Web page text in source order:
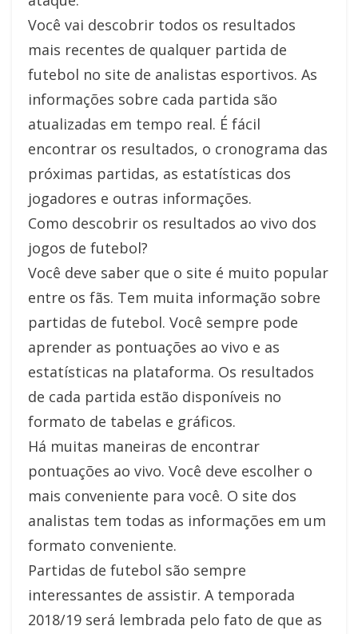
Você vai descobrir todos os resultados
mais recentes de qualquer partida de
futebol no site de analistas esportivos. As
informações sobre cada partida são
atualizadas em tempo real. É fácil
encontrar os resultados, o cronograma das
próximas partidas, as estatísticas dos
jogadores e outras informações.
Como descobrir os resultados ao vivo dos
jogos de futebol?
Você deve saber que o site é muito popular
entre os fãs. Tem muita informação sobre
partidas de futebol. Você sempre pode
aprender as pontuações ao vivo e as
estatísticas na plataforma. Os resultados
de cada partida estão disponíveis no
formato de tabelas e gráficos.
Há muitas maneiras de encontrar
pontuações ao vivo. Você deve escolher o
mais conveniente para você. O site dos
analistas tem todas as informações em um
formato conveniente.
Partidas de futebol são sempre
interessantes de assistir. A temporada
2018/19 será lembrada pelo fato de que as